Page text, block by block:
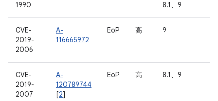
1990
8.1、9
CVE-
2019-
2006
A-
116665972
EoP 高 9
CVE-
2019-
2007
A-
120789744
[2]
EoP 高 8.1、9